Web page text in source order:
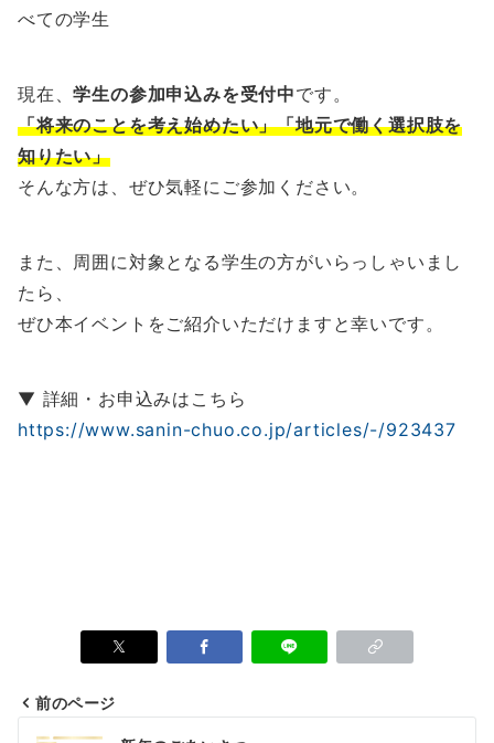
べての学生
現在、学生の参加申込みを受付中です。
「将来のことを考え始めたい」「地元で働く選択肢を
知りたい」
そんな方は、ぜひ気軽にご参加ください。
また、周囲に対象となる学生の方がいらっしゃいまし
たら、
ぜひ本イベントをご紹介いただけますと幸いです。
▼ 詳細・お申込みはこちら
https://www.sanin-chuo.co.jp/articles/-/923437
投
前のページ